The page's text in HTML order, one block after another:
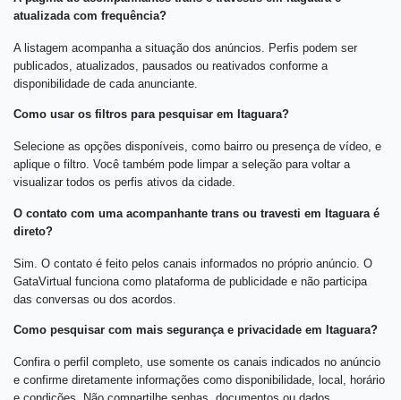
atualizada com frequência?
A listagem acompanha a situação dos anúncios. Perfis podem ser
publicados, atualizados, pausados ou reativados conforme a
disponibilidade de cada anunciante.
Como usar os filtros para pesquisar em Itaguara?
Selecione as opções disponíveis, como bairro ou presença de vídeo, e
aplique o filtro. Você também pode limpar a seleção para voltar a
visualizar todos os perfis ativos da cidade.
O contato com uma acompanhante trans ou travesti em Itaguara é
direto?
Sim. O contato é feito pelos canais informados no próprio anúncio. O
GataVirtual funciona como plataforma de publicidade e não participa
das conversas ou dos acordos.
Como pesquisar com mais segurança e privacidade em Itaguara?
Confira o perfil completo, use somente os canais indicados no anúncio
e confirme diretamente informações como disponibilidade, local, horário